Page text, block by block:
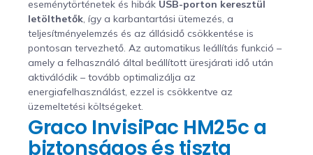
eseménytörténetek és hibák USB-porton keresztül
letölthetők , így a karbantartási ütemezés, a
teljesítményelemzés és az állásidő csökkentése is
pontosan tervezhető. Az automatikus leállítás funkció –
amely a felhasználó által beállított üresjárati idő után
aktiválódik – tovább optimalizálja az
energiafelhasználást, ezzel is csökkentve az
üzemeltetési költségeket.
Graco InvisiPac HM25c a
biztonságos és tiszta